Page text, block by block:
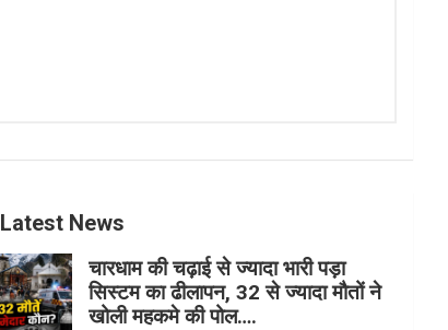
Latest News
चारधाम की चढ़ाई से ज्यादा भारी पड़ा
सिस्टम का ढीलापन, 32 से ज्यादा मौतों ने
खोली महकमे की पोल….